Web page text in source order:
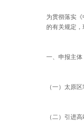
为贯彻落实
的有关规定，
一、申报主体
（一）太原
（二）引进